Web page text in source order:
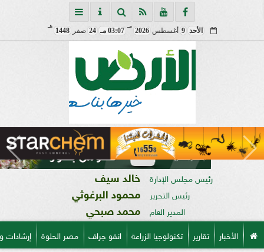
الأحد 9 أغسطس2026
مـ
03:07 مـ 24 صفر1448
هـ
رئيس مجلس الإدارة خالد سيف
رئيس التحرير محمود البرغوثي
المدير العام محمد صبحي
الأخبار تقارير تكنولوجيا الزراعة انفو جراف مصر الحلوة